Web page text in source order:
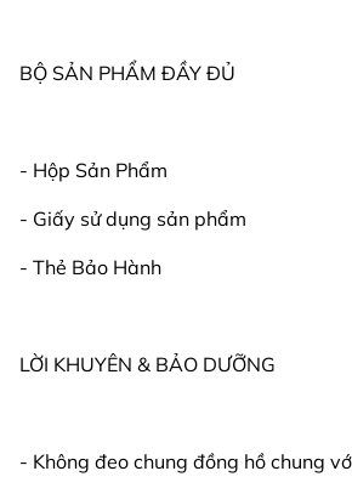
BỘ SẢN PHẨM ĐẦY ĐỦ
- Hộp Sản Phẩm
- Giấy sử dụng sản phẩm
- Thẻ Bảo Hành
LỜI KHUYÊN & BẢO DƯỠNG
- Không đeo chung đồng hồ chung